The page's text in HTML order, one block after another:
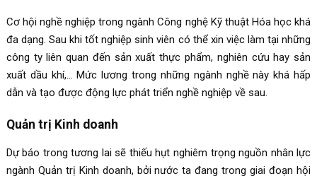
Cơ hội nghề nghiệp trong ngành Công nghệ Kỹ thuật Hóa học khá
đa dạng. Sau khi tốt nghiệp sinh viên có thể xin việc làm tại những
công ty liên quan đến sản xuất thực phẩm, nghiên cứu hay sản
xuất dầu khí,… Mức lương trong những ngành nghề này khá hấp
dẫn và tạo được động lực phát triển nghề nghiệp về sau.
Quản trị Kinh doanh
Dự báo trong tương lai sẽ thiếu hụt nghiêm trọng nguồn nhân lực
ngành Quản trị Kinh doanh, bởi nước ta đang trong giai đoạn hội